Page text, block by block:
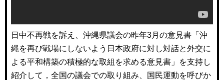
日中不再戦を訴え、沖縄県議会の昨年3月の意見書「沖
縄を再び戦場にしないよう日本政府に対し対話と外交に
よる平和構築の積極的な取組を求める意見書」を支持し
紹介して，全国の議会での取り組み、国民運動を呼びか